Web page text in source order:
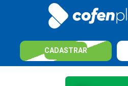
CADASTRAR